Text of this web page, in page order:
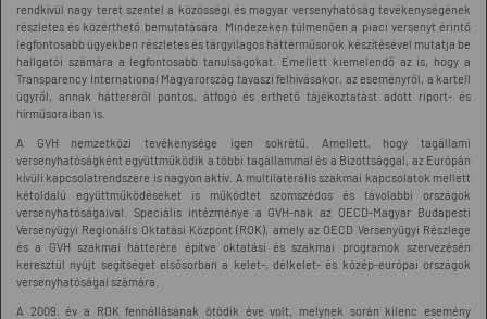
rendkívül nagy teret szentel a közösségi és magyar versenyhatóság tevékenységének
részletes és közérthető bemutatására. Mindezeken túlmenően a piaci versenyt érintő
legfontosabb ügyekben részletes és tárgyilagos háttérműsorok készítésével mutatja be
hallgatói számára a legfontosabb tanulságokat. Emellett kiemelendő az is, hogy a
Transparency International Magyarország tavaszi felhívásakor, az eseményről, a kartell
ügyről, annak hátteréről pontos, átfogó és érthető tájékoztatást adott riport- és
hírműsoraiban is.
A GVH nemzetközi tevékenysége igen sokrétű. Amellett, hogy tagállami
versenyhatóságként együttműködik a többi tagállammal és a Bizottsággal, az Európán
kívüli kapcsolatrendszere is nagyon aktív. A multilaterális szakmai kapcsolatok mellett
kétoldalú együttműködéseket is működtet szomszédos és távolabbi országok
versenyhatóságaival. Speciális intézménye a GVH-nak az OECD-Magyar Budapesti
Versenyügyi Regionális Oktatási Központ (ROK), amely az OECD Versenyügyi Részlege
és a GVH szakmai hátterére építve oktatási és szakmai programok szervezésén
keresztül nyújt segítséget elsősorban a kelet-, délkelet- és közép-európai országok
versenyhatóságai számára.
A 2009. év a ROK fennállásának ötödik éve volt, melynek során kilenc esemény